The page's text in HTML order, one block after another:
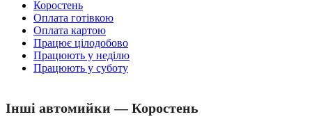
Коростень
Оплата готівкою
Оплата картою
Працює цілодобово
Працюють у неділю
Працюють у суботу
Інші автомийки — Коростень